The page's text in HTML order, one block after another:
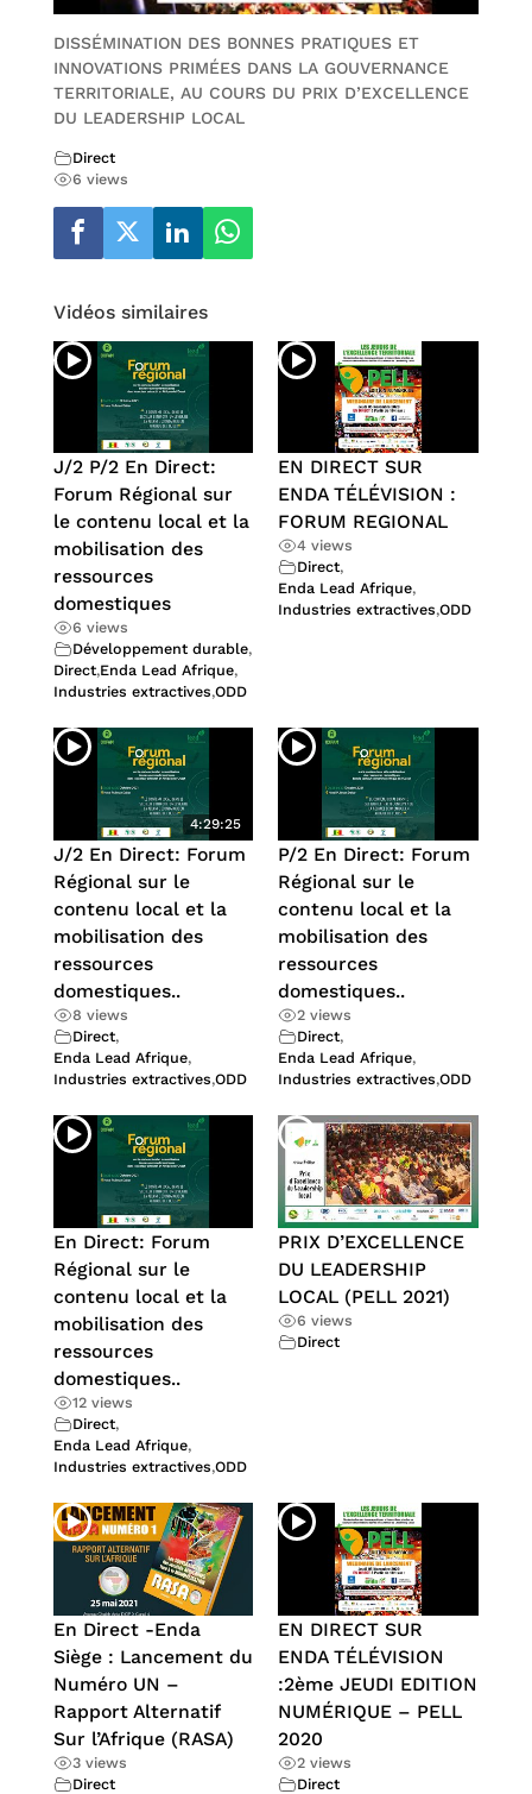
DISSÉMINATION DES BONNES PRATIQUES ET
INNOVATIONS PRIMÉES DANS LA GOUVERNANCE
TERRITORIALE, AU COURS DU PRIX D’EXCELLENCE
DU LEADERSHIP LOCAL
Direct
6 views
Vidéos similaires
J/2 P/2 En Direct:
Forum Régional sur
le contenu local et la
mobilisation des
ressources
domestiques
6 views
Développement durable,
Direct,Enda Lead Afrique,
Industries extractives,ODD
EN DIRECT SUR
ENDA TÉLÉVISION :
FORUM REGIONAL
4 views
Direct,
Enda Lead Afrique,
Industries extractives,ODD
4:29:25
J/2 En Direct: Forum
Régional sur le
contenu local et la
mobilisation des
ressources
domestiques..
8 views
Direct,
Enda Lead Afrique,
Industries extractives,ODD
P/2 En Direct: Forum
Régional sur le
contenu local et la
mobilisation des
ressources
domestiques..
2 views
Direct,
Enda Lead Afrique,
Industries extractives,ODD
En Direct: Forum
Régional sur le
contenu local et la
mobilisation des
ressources
domestiques..
12 views
Direct,
Enda Lead Afrique,
Industries extractives,ODD
PRIX D’EXCELLENCE
DU LEADERSHIP
LOCAL (PELL 2021)
6 views
Direct
En Direct -Enda
Siège : Lancement du
Numéro UN –
Rapport Alternatif
Sur l’Afrique (RASA)
3 views
Direct
EN DIRECT SUR
ENDA TÉLÉVISION
:2ème JEUDI EDITION
NUMÉRIQUE – PELL
2020
2 views
Direct